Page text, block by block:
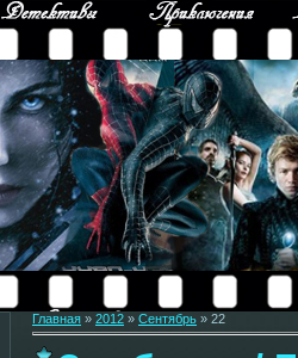
Главная » 2012 » Сентябрь » 22